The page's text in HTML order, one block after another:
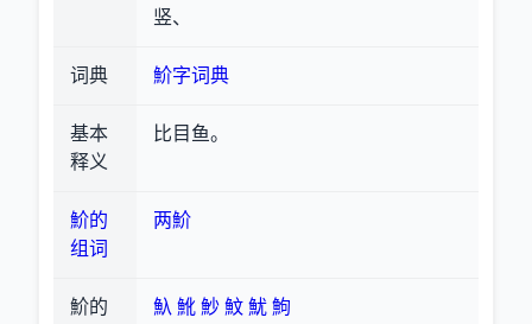
竖、
词典 魪字词典
基本
释义
比目鱼。
魪的
组词
两魪
魪的
魞 魤 魦 魰 魷 鮈